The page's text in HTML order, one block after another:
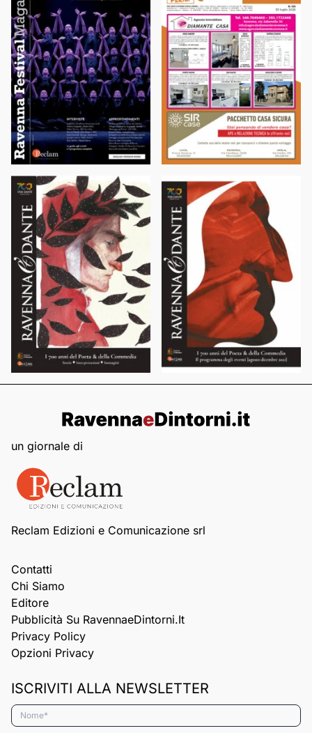
un giornale di
Reclam Edizioni e Comunicazione srl
Contatti
Chi Siamo
Editore
Pubblicità Su RavennaeDintorni.it
Privacy Policy
Opzioni Privacy
ISCRIVITI ALLA NEWSLETTER
Nome*